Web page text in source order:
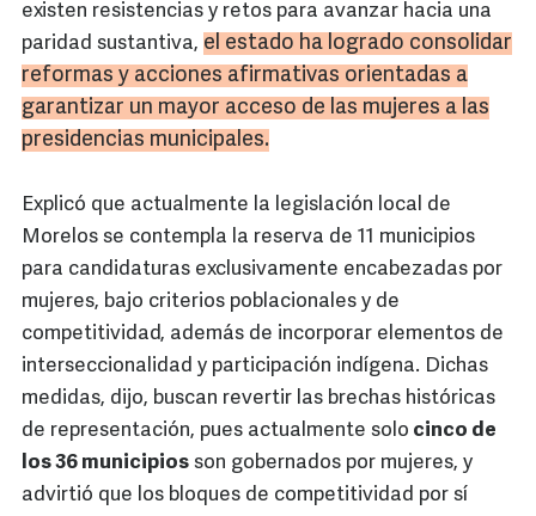
existen resistencias y retos para avanzar hacia una
paridad sustantiva, el estado ha logrado consolidar
reformas y acciones afirmativas orientadas a
garantizar un mayor acceso de las mujeres a las
presidencias municipales.
Explicó que actualmente la legislación local de
Morelos se contempla la reserva de 11 municipios
para candidaturas exclusivamente encabezadas por
mujeres, bajo criterios poblacionales y de
competitividad, además de incorporar elementos de
interseccionalidad y participación indígena. Dichas
medidas, dijo, buscan revertir las brechas históricas
de representación, pues actualmente solo cinco de
los 36 municipios son gobernados por mujeres, y
advirtió que los bloques de competitividad por sí